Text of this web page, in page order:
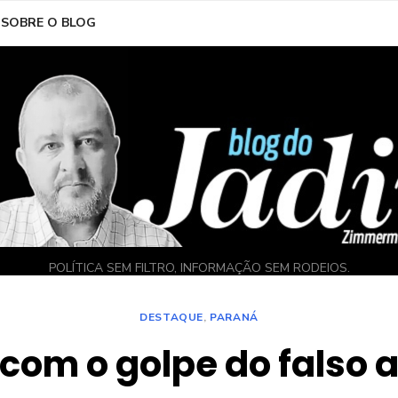
SOBRE O BLOG
POLÍTICA SEM FILTRO, INFORMAÇÃO SEM RODEIOS.
DESTAQUE, PARANÁ
o golpe do falso